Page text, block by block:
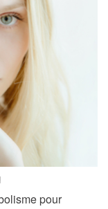
pour